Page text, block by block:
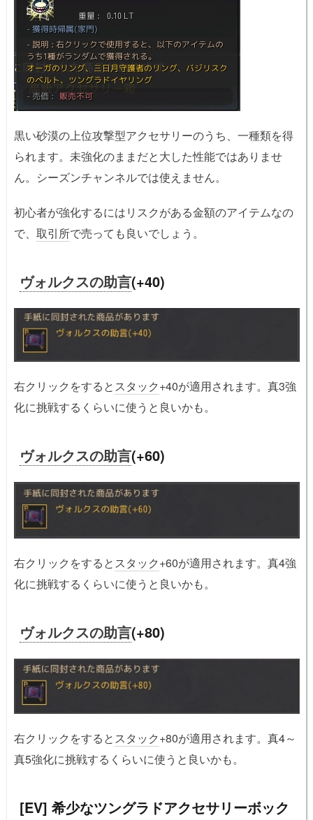
黒い砂漠の上位攻撃型アクセサリーのうち、一種類を得
られます。未強化のままだと大した性能ではありませ
ん。シーズンチャンネルでは使えません。
初心者が強化するにはリスクがある金額のアイテムなの
で、 取引所で売っても良いでしょう。
ヴォルクスの助言(+40)
右クリックをするとスタック+40が適用されます。真3強
化に挑戦するくらいに使うと良いかも。
ヴォルクスの助言(+60)
右クリックをするとスタック+60が適用されます。真4強
化に挑戦するくらいに使うと良いかも。
ヴォルクスの助言(+80)
右クリックをすると スタック+80が適用されます。真4～
真5強化に挑戦するくらいに使うと良いかも。
[EV] 希少なツングラドアクセサリーボック